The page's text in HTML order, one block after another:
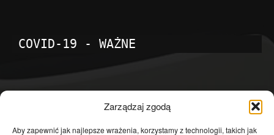
Zarządzaj zgodą
Aby zapewnić jak najlepsze wrażenia, korzystamy z technologii, takich jak
COVID-19 - WAŻNE
Temat dnia 4602